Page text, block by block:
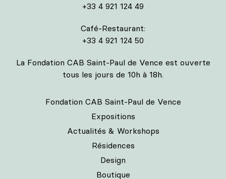
+33 4 921 124 49
Café-Restaurant:
+33 4 921 124 50
La Fondation CAB Saint-Paul de Vence est ouverte
tous les jours de 10h à 18h.
Fondation CAB Saint-Paul de Vence
Expositions
Actualités & Workshops
Résidences
Design
Boutique